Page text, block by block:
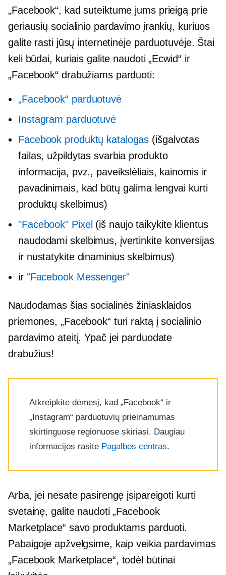
„Facebook“, kad suteiktume jums prieigą prie
geriausių socialinio pardavimo įrankių, kuriuos
galite rasti jūsų internetinėje parduotuvėje. Štai
keli būdai, kuriais galite naudoti „Ecwid“ ir
„Facebook“ drabužiams parduoti:
„Facebook“ parduotuvė
Instagram parduotuvė
Facebook produktų katalogas (išgalvotas
failas, užpildytas svarbia produkto
informacija, pvz., paveikslėliais, kainomis ir
pavadinimais, kad būtų galima lengvai kurti
produktų skelbimus)
"Facebook" Pixel (iš naujo taikykite klientus
naudodami skelbimus, įvertinkite konversijas
ir nustatykite dinaminius skelbimus)
ir "Facebook Messenger"
Naudodamas šias socialinės žiniasklaidos
priemones, „Facebook“ turi raktą į socialinio
pardavimo ateitį. Ypač jei parduodate
drabužius!
Atkreipkite dėmesį, kad „Facebook“ ir
„Instagram“ parduotuvių prieinamumas
skirtinguose regionuose skiriasi. Daugiau
informacijos rasite Pagalbos centras.
Arba, jei nesate pasirengę įsipareigoti kurti
svetainę, galite naudoti „Facebook
Marketplace“ savo produktams parduoti.
Pabaigoje apžvelgsime, kaip veikia pardavimas
„Facebook Marketplace“, todėl būtinai